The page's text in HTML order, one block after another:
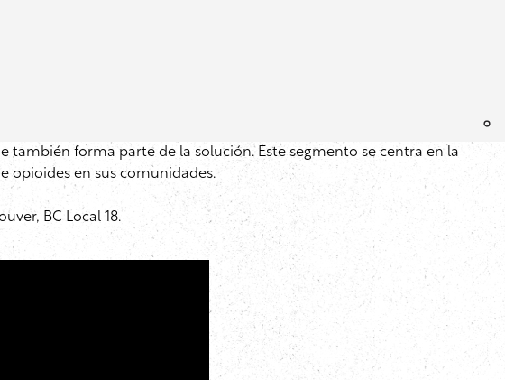
forma parte de la solución. Este segmento se centra en la
opioides en sus comunidades.
BC Local 18.